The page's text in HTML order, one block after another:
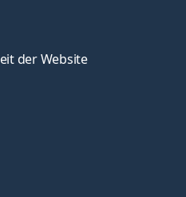
der Website